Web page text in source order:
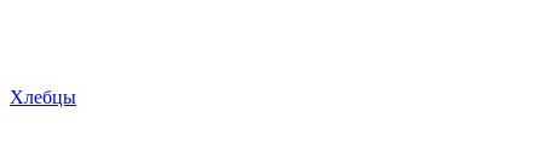
Хлебцы